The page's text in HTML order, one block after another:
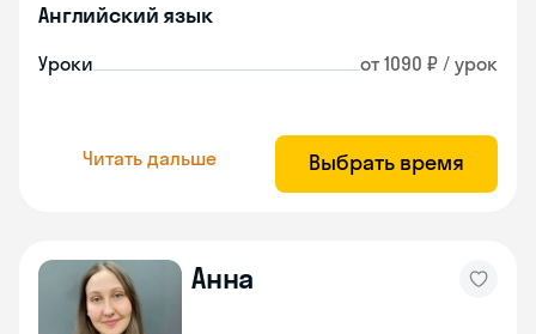
Английский язык
Уроки от 1090 ₽ / урок
Читать дальше Выбрать время
Анна